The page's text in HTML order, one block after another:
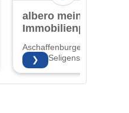
albero mein
Immobilienpartner
Aschaffenburger Str. 65
63500 Seligenstadt
❯